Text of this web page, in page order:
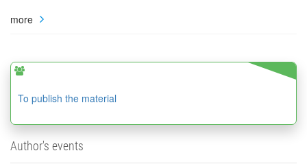
more
To publish the material
Author's events